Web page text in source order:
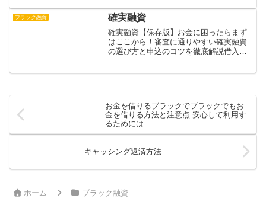
ブラック融資 確実融資
確実融資【保存版】お金に困ったらまず
はここから！審査に通りやすい確実融資
の選び方と申込のコツを徹底解説借入れ
お金を借りるブラックでブラックでもお
金を借りる方法と注意点 安心して利用す
るためには
キャッシング返済方法
ホーム ブラック融資